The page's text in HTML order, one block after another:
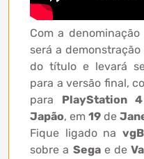
Com a denominação
será a
do título e levará
para a versão final,
para PlayStation 4
Japão, em 19 de
Fique ligado na
sobre a Segae de